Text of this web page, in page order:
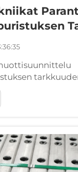
CAD/FEA-
käytettävien